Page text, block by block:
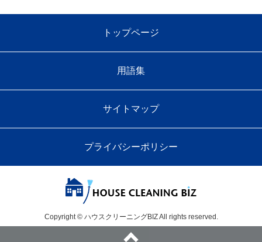
トップページ
用語集
サイトマップ
プライバシーポリシー
Copyright © ハウスクリーニングBIZ All rights reserved.